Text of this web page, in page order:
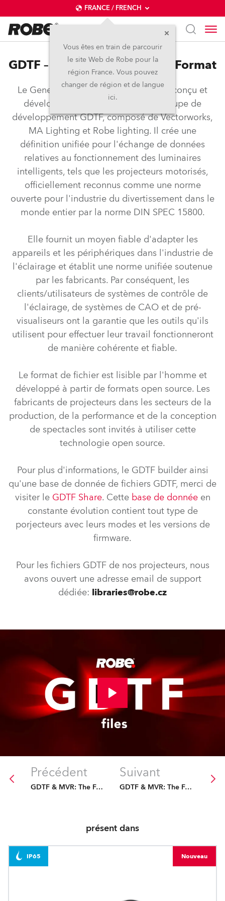
FRANCE / FRENCH
Vous êtes en train de parcourir
le site Web de Robe pour la
région France. Vous pouvez
changer de région et de langue
ici.
GDTF – General Device Type Format
Le General Device Type Format a été conçu et
développé conjointement par le groupe de
développement GDTF, composé de Vectorworks,
MA Lighting et Robe lighting. Il crée une
définition unifiée pour l'échange de données
relatives au fonctionnement des luminaires
intelligents, tels que les projecteurs motorisés,
officiellement reconnus comme une norme
ouverte pour l'industrie du divertissement dans le
monde entier par la norme DIN SPEC 15800.
Elle fournit un moyen fiable d'adapter les
appareils et les périphériques dans l'industrie de
l'éclairage et établit une norme unifiée soutenue
par les fabricants. Par conséquent, les
clients/utilisateurs de systèmes de contrôle de
l'éclairage, de systèmes de CAO et de pré-
visualiseurs ont la garantie que les outils qu'ils
utilisent pour effectuer leur travail fonctionneront
de manière cohérente et fiable.
Le format de fichier est lisible par l'homme et
développé à partir de formats open source. Les
fabricants de projecteurs dans les secteurs de la
production, de la performance et de la conception
de spectacles sont invités à utiliser cette
technologie open source.
Pour plus d'informations, le GDTF builder ainsi
qu'une base de donnée de fichiers GDTF, merci de
visiter le GDTF Share. Cette base de donnéeen
constante évolution contient tout type de
porjecteurs avec leurs modes et les versions de
firmware.
Pour les fichiers GDTF de nos projecteurs, nous
avons ouvert une adresse email de support
dédiée: libraries@robe.cz
Précédent
GDTF & MVR: The Future Is Fixed
Suivant
GDTF & MVR: The Future Is Fixed
présent dans
IP65 Nouveau